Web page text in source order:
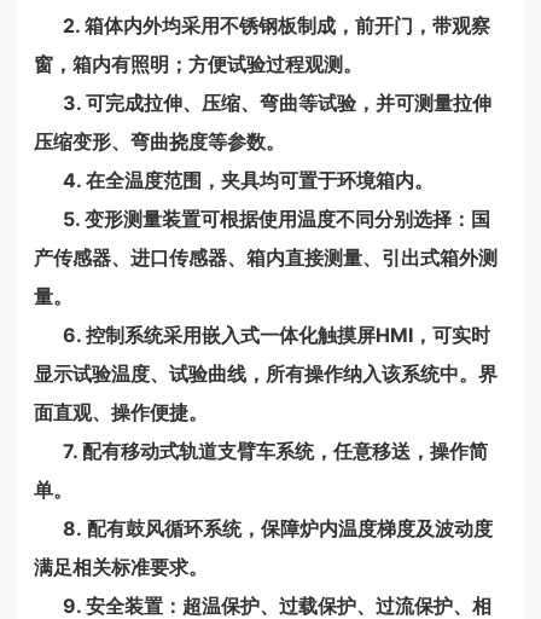
2. 箱体内外均采用不锈钢板制成，前开门，带观察
窗，箱内有照明；方便试验过程观测。
3. 可完成拉伸、压缩、弯曲等试验，并可测量拉伸
压缩变形、弯曲挠度等参数。
4. 在全温度范围，夹具均可置于环境箱内。
5. 变形测量装置可根据使用温度不同分别选择：国
产传感器、进口传感器、箱内直接测量、引出式箱外测
量。
6. 控制系统采用嵌入式一体化触摸屏HMI，可实时
显示试验温度、试验曲线，所有操作纳入该系统中。界
面直观、操作便捷。
7. 配有移动式轨道支臂车系统，任意移送，操作简
单。
8. 配有鼓风循环系统，保障炉内温度梯度及波动度
满足相关标准要求。
9. 安全装置：超温保护、过载保护、过流保护、相